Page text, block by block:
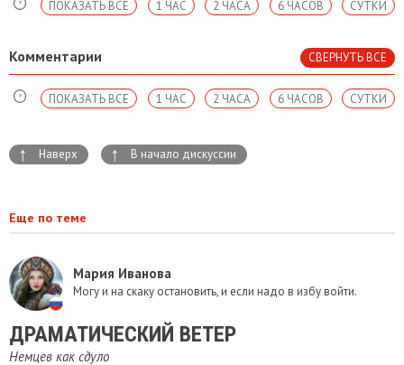
СУТКИ
6 ЧАСОВ
2 ЧАСА
1 ЧАС
ПОКАЗАТЬ ВСЕ
Комментарии СВЕРНУТЬ ВСЕ
СУТКИ
6 ЧАСОВ
2 ЧАСА
1 ЧАС
ПОКАЗАТЬ ВСЕ
↑ Наверх ↑ В начало дискуссии
Еще по теме
Мария Иванова
Могу и на скаку остановить, и если надо в избу войти.
ДРАМАТИЧЕСКИЙ ВЕТЕР
Немцев как сдуло